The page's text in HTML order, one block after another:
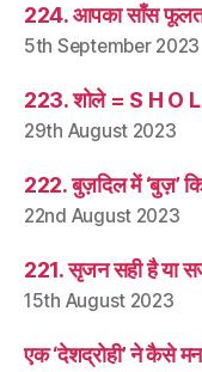
224. आपका साँस
5th September 2023
223. शोले = S H O L
29th August 2023
222. बुज़दिल में ‘बुज़’
22nd August 2023
221. सृजन सही है या
15th August 2023
एक ‘देशद्रोही’ ने कैसे